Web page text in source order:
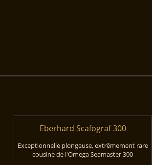
Eberhard Scafograf 300
Exceptionnelle plongeuse, extrêmement rare
cousine de l'Omega Seamaster 300